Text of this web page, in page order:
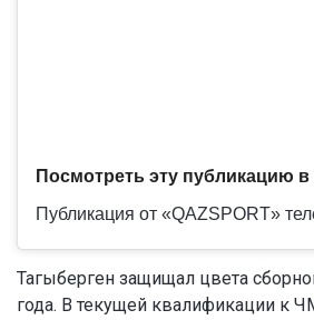
Посмотреть эту публикацию в
Тагыберген защищал цвета
года. В текущей квалификации к